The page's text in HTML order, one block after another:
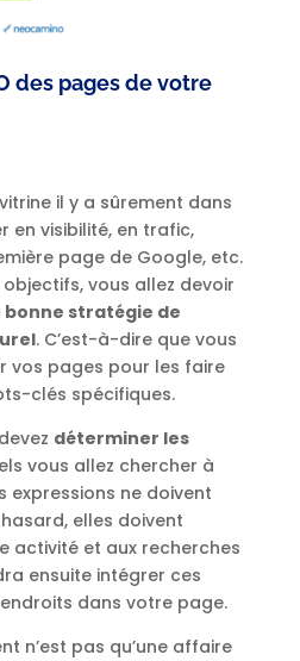
des pages de votre
il y a sûrement dans
en visibilité, en trafic,
page de Google, etc.
vous allez devoir
bonne stratégie de
. C’est-à-dire que vous
vos pages pour les faire
clés spécifiques.
déterminer les
vous allez chercher à
expressions ne doivent
elles doivent
activité et aux recherches
ensuite intégrer ces
dans votre page.
n’est pas qu’une affaire